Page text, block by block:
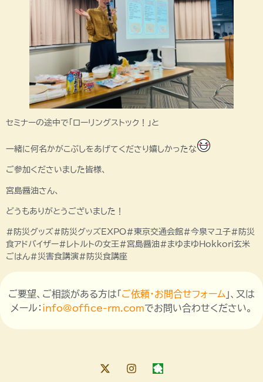
セミナーの途中で「ローリングストック！」と
一緒に何名かがこぶしをあげてくださり嬉しかったな
ご参加くださいました皆様、
宮島醤油さん、
どうもありがとうございました！
#防災グッズ#防災グッズEXPO#東京交通会館#今泉マユ子#防災
食アドバイザー#レトルトの女王#宮島醤油#まゆまゆHokkori玄米
ごはん#災害食講演#防災食講座
ご要望、ご相談がある方は「 ご依頼・お問合せフォーム 」、又は
メール： info@office-rm.comでお問い合わせください。